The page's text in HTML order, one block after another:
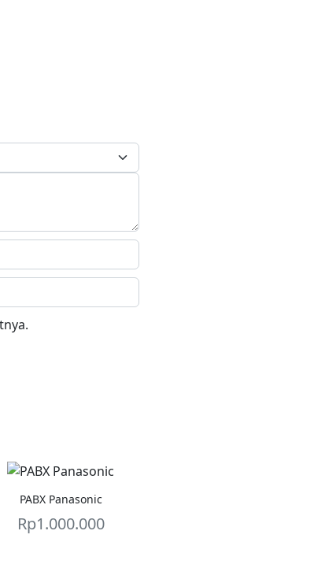
PABX Panasonic
Rp1.000.000